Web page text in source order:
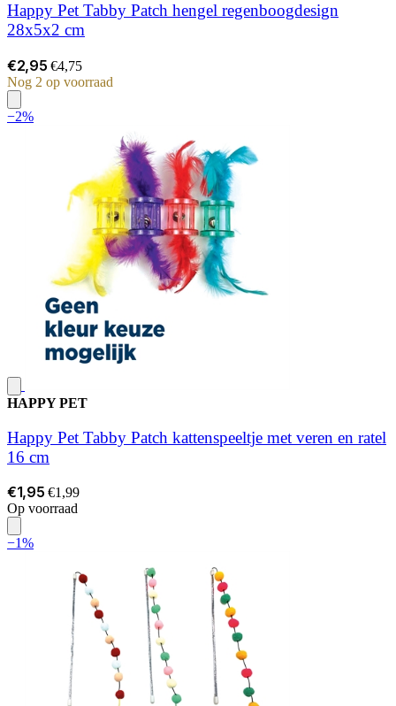
Happy Pet Tabby Patch hengel regenboogdesign
28x5x2 cm
€2,95 €4,75
Nog 2 op voorraad
−2%
HAPPY PET
Happy Pet Tabby Patch kattenspeeltje met veren en ratel
16 cm
€1,95 €1,99
Op voorraad
−1%